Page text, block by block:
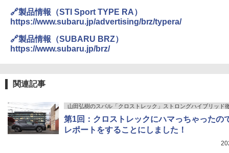
🔗製品情報（STI Sport TYPE RA）
https://www.subaru.jp/advertising/brz/typera/
🔗製品情報（SUBARU BRZ）
https://www.subaru.jp/brz/
関連記事
山田弘樹のスバル「クロストレック」ストロングハイブリッド
第1回：クロストレックにハマっちゃったの
レポートをすることにしました！